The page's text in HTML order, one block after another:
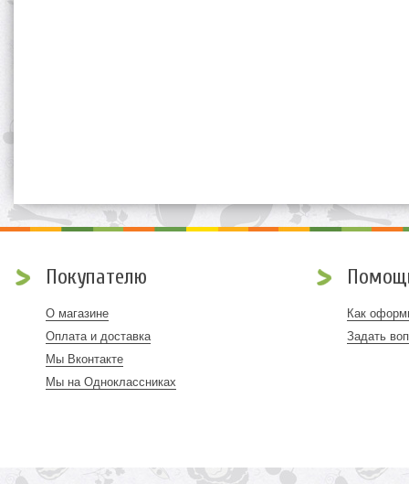
Покупателю
О магазине
Оплата и доставка
Мы Вконтакте
Мы на Одноклассниках
Как
Задать